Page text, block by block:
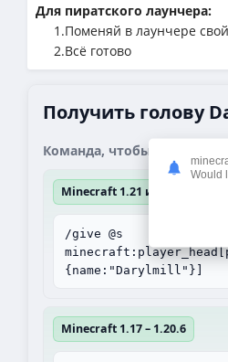
Для пиратского лаунчера:
1.Поменяй в лаунчере
2.Всё готово
Получить голову
Команда, чтобы получить
Minecraft 1.21 и выше
/give @s
{name:"Darylmill"}]
Minecraft 1.17 – 1.20.6
Would